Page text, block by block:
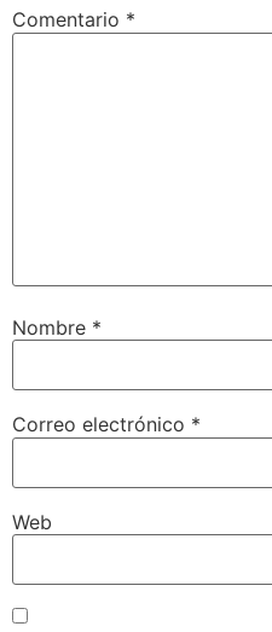
Comentario *
Nombre *
Correo electrónico *
Web